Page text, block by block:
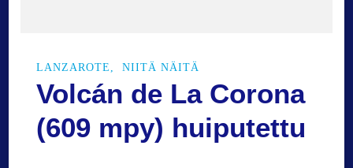
u
e
t
o
LANZAROTE NIITÄ NÄITÄ
Volcán de La Corona
(609 mpy) huiputettu